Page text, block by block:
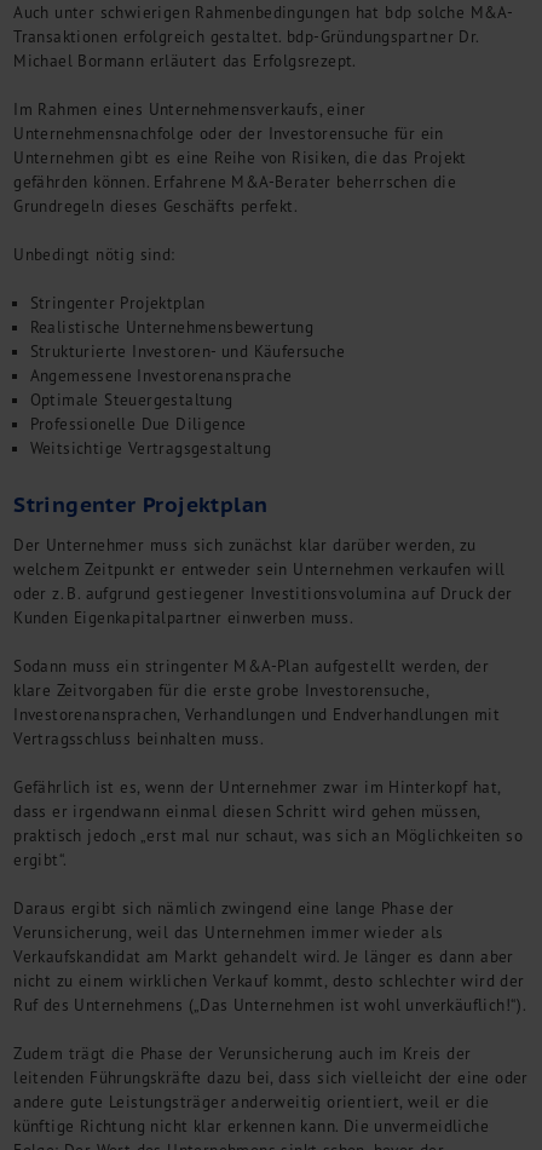
Karriere
Kontakt
Auch unter schwierigen Rahmenbedingungen hat bdp solche M&A-
Transaktionen erfolgreich gestaltet. bdp-Gründungspartner Dr.
Michael Bormann erläutert das Erfolgsrezept.
Im Rahmen eines Unternehmensverkaufs, einer
Unternehmensnachfolge oder der Investorensuche für ein
Unternehmen gibt es eine Reihe von Risiken, die das Projekt
gefährden können. Erfahrene M&A-Berater beherrschen die
Grundregeln dieses Geschäfts perfekt.
Unbedingt nötig sind:
Stringenter Projektplan
Realistische Unternehmensbewertung
Strukturierte Investoren- und Käufersuche
Angemessene Investorenansprache
Optimale Steuergestaltung
Professionelle Due Diligence
Weitsichtige Vertragsgestaltung
Stringenter Projektplan
Der Unternehmer muss sich zunächst klar darüber werden, zu
welchem Zeitpunkt er entweder sein Unternehmen verkaufen will
oder z. B. aufgrund gestiegener Investitionsvolumina auf Druck der
Kunden Eigenkapitalpartner einwerben muss.
Sodann muss ein stringenter M&A-Plan aufgestellt werden, der
klare Zeitvorgaben für die erste grobe Investorensuche,
Investorenansprachen, Verhandlungen und Endverhandlungen mit
Vertragsschluss beinhalten muss.
Gefährlich ist es, wenn der Unternehmer zwar im Hinterkopf hat,
dass er irgendwann einmal diesen Schritt wird gehen müssen,
praktisch jedoch „erst mal nur schaut, was sich an Möglichkeiten so
ergibt“.
Daraus ergibt sich nämlich zwingend eine lange Phase der
Verunsicherung, weil das Unternehmen immer wieder als
Verkaufskandidat am Markt gehandelt wird. Je länger es dann aber
nicht zu einem wirklichen Verkauf kommt, desto schlechter wird der
Ruf des Unternehmens („Das Unternehmen ist wohl unverkäuflich!“).
Zudem trägt die Phase der Verunsicherung auch im Kreis der
leitenden Führungskräfte dazu bei, dass sich vielleicht der eine oder
andere gute Leistungsträger anderweitig orientiert, weil er die
künftige Richtung nicht klar erkennen kann. Die unvermeidliche